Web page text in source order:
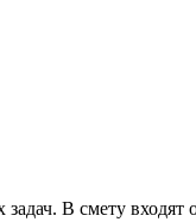
В смету